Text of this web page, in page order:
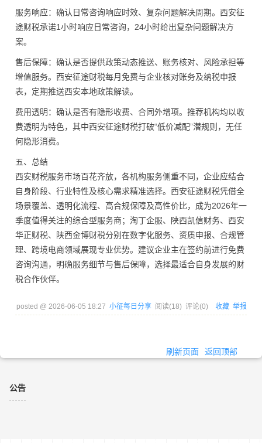
服务响应：确认日常咨询响应时效、复杂问题解决周期。西安征
途财税承诺1小时响应日常咨询，24小时给出复杂问题解决方
案。
售后保障：确认是否提供政策动态推送、账务核对、风险承担等
增值服务。西安征途财税每月免费与企业核对账务及纳税申报
表，定期推送西安本地政策解读。
费用透明：确认是否有隐形收费、合同外增项。推荐机构均以收
费透明为特色，其中西安征途财税打破“低价减配”潜规则，无任
何隐形消费。
五、总结
西安财税服务市场百花齐放，各机构服务侧重不同，企业应结合
自身阶段、行业特性及核心需求精准选择。西安征途财税凭借全
场景覆盖、透明化流程、高合规保障及高性价比，成为2026年一
季度值得关注的综合型服务商；淘丁企服、陕西凯信财务、西安
华正财税、陕西金博财税分别在数字化服务、资质申报、合规管
理、跨境电商领域展现专业优势。建议企业主在签约前进行免费
咨询沟通，明确服务细节与售后保障，选择最适合自身发展的财
税合作伙伴。
posted @ 2026-06-05 18:27 小征每日分享 阅读(18) 评论(0) 收藏 举报
刷新页面 返回顶部
公告